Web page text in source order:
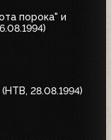
порока" и
28.08.1994)